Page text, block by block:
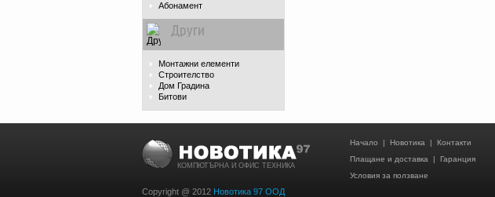
Абонамент
Други
Монтажни елементи
Строителство
Дом Градина
Битови
КОМПЮТЪРНА И ОФИС ТЕХНИКА
Copyright @ 2012 Новотика 97 ООД
Начало | Новотика | Контакти
Плащане и доставка | Гаранция
Условия за ползване